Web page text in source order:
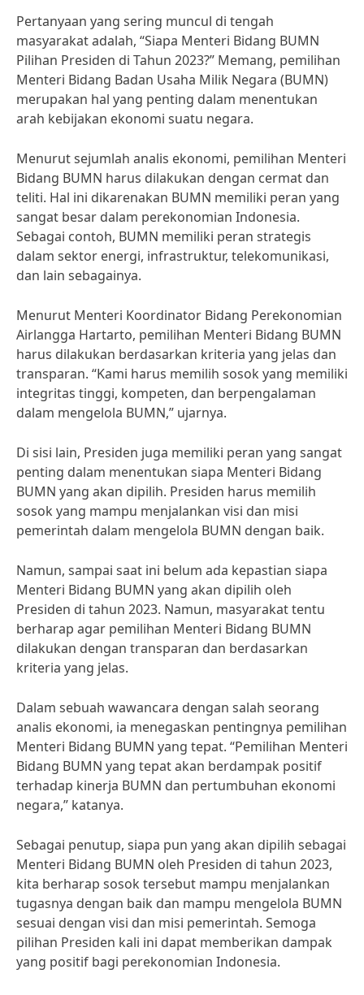
Pertanyaan yang sering muncul di tengah
masyarakat adalah, “Siapa Menteri Bidang BUMN
Pilihan Presiden di Tahun 2023?” Memang, pemilihan
Menteri Bidang Badan Usaha Milik Negara (BUMN)
merupakan hal yang penting dalam menentukan
arah kebijakan ekonomi suatu negara.
Menurut sejumlah analis ekonomi, pemilihan Menteri
Bidang BUMN harus dilakukan dengan cermat dan
teliti. Hal ini dikarenakan BUMN memiliki peran yang
sangat besar dalam perekonomian Indonesia.
Sebagai contoh, BUMN memiliki peran strategis
dalam sektor energi, infrastruktur, telekomunikasi,
dan lain sebagainya.
Menurut Menteri Koordinator Bidang Perekonomian
Airlangga Hartarto, pemilihan Menteri Bidang BUMN
harus dilakukan berdasarkan kriteria yang jelas dan
transparan. “Kami harus memilih sosok yang memiliki
integritas tinggi, kompeten, dan berpengalaman
dalam mengelola BUMN,” ujarnya.
Di sisi lain, Presiden juga memiliki peran yang sangat
penting dalam menentukan siapa Menteri Bidang
BUMN yang akan dipilih. Presiden harus memilih
sosok yang mampu menjalankan visi dan misi
pemerintah dalam mengelola BUMN dengan baik.
Namun, sampai saat ini belum ada kepastian siapa
Menteri Bidang BUMN yang akan dipilih oleh
Presiden di tahun 2023. Namun, masyarakat tentu
berharap agar pemilihan Menteri Bidang BUMN
dilakukan dengan transparan dan berdasarkan
kriteria yang jelas.
Dalam sebuah wawancara dengan salah seorang
analis ekonomi, ia menegaskan pentingnya pemilihan
Menteri Bidang BUMN yang tepat. “Pemilihan Menteri
Bidang BUMN yang tepat akan berdampak positif
terhadap kinerja BUMN dan pertumbuhan ekonomi
negara,” katanya.
Sebagai penutup, siapa pun yang akan dipilih sebagai
Menteri Bidang BUMN oleh Presiden di tahun 2023,
kita berharap sosok tersebut mampu menjalankan
tugasnya dengan baik dan mampu mengelola BUMN
sesuai dengan visi dan misi pemerintah. Semoga
pilihan Presiden kali ini dapat memberikan dampak
yang positif bagi perekonomian Indonesia.